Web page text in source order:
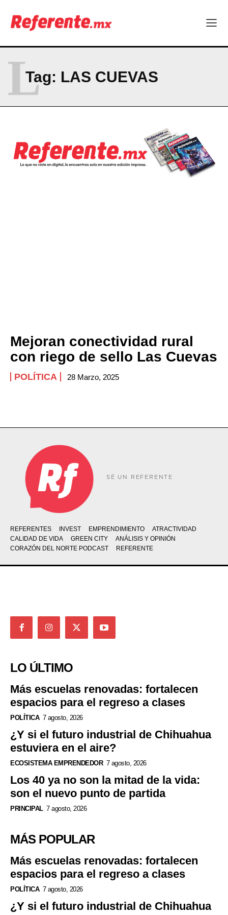
La Sierra Tarahumara tendrá una experiencia turística única
Company
ABOUT
NEWSLETTER
Tag: LAS CUEVAS
L
Mejoran conectividad rural
con riego de sello Las Cuevas
POLÍTICA 28 Marzo, 2025
SÉ UN REFERENTE
REFERENTES INVEST EMPRENDIMIENTO
ATRACTIVIDAD
CALIDAD DE VIDA
GREEN CITY
ANÁLISIS Y OPINIÓN
CORAZÓN DEL NORTE PODCAST
REFERENTE
LO ÚLTIMO
Más escuelas renovadas: fortalecen
espacios para el regreso a clases
POLÍTICA 7 agosto, 2026
¿Y si el futuro industrial de Chihuahua
estuviera en el aire?
ECOSISTEMA EMPRENDEDOR 7 agosto, 2026
Los 40 ya no son la mitad de la vida:
son el nuevo punto de partida
PRINCIPAL 7 agosto, 2026
MÁS POPULAR
Más escuelas renovadas: fortalecen
espacios para el regreso a clases
POLÍTICA 7 agosto, 2026
¿Y si el futuro industrial de Chihuahua